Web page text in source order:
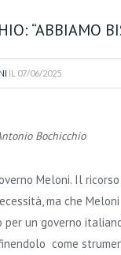
“ABBIAMO
IL 07/06/2025
Bochicchio
Meloni. Il
ma che
un governo
come